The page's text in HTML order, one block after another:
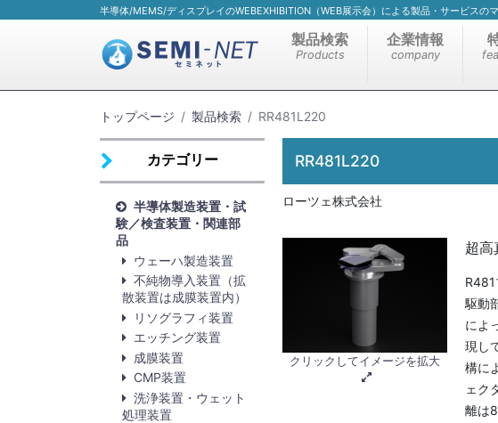
半導体/MEMS/ディスプレイのWEBEXHIBITION（WEB展示会）による製品・サービスの
製品検索
Products
企業情報
company
トップページ 製品検索 RR481L220
カテゴリー
半導体製造装置・試
験／検査装置・関連部
品
ウェーハ製造装置
不純物導入装置（拡
散装置は成膜装置内）
リソグラフィ装置
エッチング装置
成膜装置
CMP装置
洗浄装置・ウェット
処理装置
RR481L220
ローツェ株式会社
クリックしてイメージを拡大
超高
駆動
によ
現し
構に
ェク
離は